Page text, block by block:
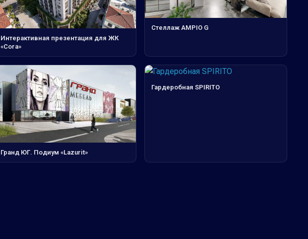
Интерактивная презентация для ЖК
«Cora»
Стеллаж AMPIO G
Гранд ЮГ. Подиум «Lazurit»
Гардеробная SPIRITO